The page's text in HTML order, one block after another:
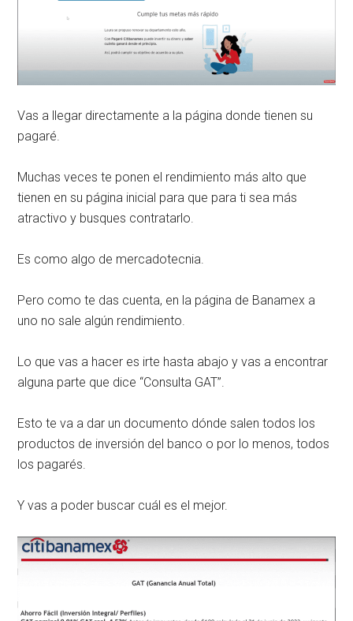
Vas a llegar directamente a la página donde tienen su
pagaré.
Muchas veces te ponen el rendimiento más alto que
tienen en su página inicial para que para ti sea más
atractivo y busques contratarlo.
Es como algo de mercadotecnia.
Pero como te das cuenta, en la página de Banamex a
uno no sale algún rendimiento.
Lo que vas a hacer es irte hasta abajo y vas a encontrar
alguna parte que dice “Consulta GAT”.
Esto te va a dar un documento dónde salen todos los
productos de inversión del banco o por lo menos, todos
los pagarés.
Y vas a poder buscar cuál es el mejor.